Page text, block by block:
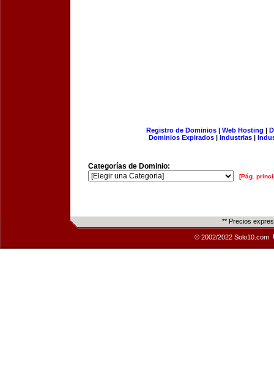
Registro de Dominios| Web Hosting |
Dominios Expirados | Industrias |
Categorías de Dominio:
[Pág.
** Precios
© 2002/2022 Solo10.com